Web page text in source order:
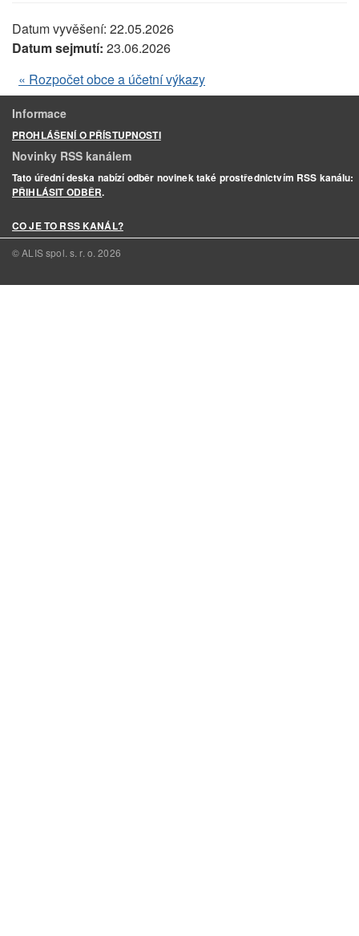
Datum vyvěšení: 22.05.2026
Datum sejmutí: 23.06.2026
« Rozpočet obce a účetní výkazy
Informace
PROHLÁŠENÍ O PŘÍSTUPNOSTI
Novinky RSS kanálem
Tato úřední deska nabízí odběr novinek také prostřednictvím RSS kanálu:
PŘIHLÁSIT ODBĚR.
CO JE TO RSS KANÁL?
© ALIS spol. s. r. o.2026